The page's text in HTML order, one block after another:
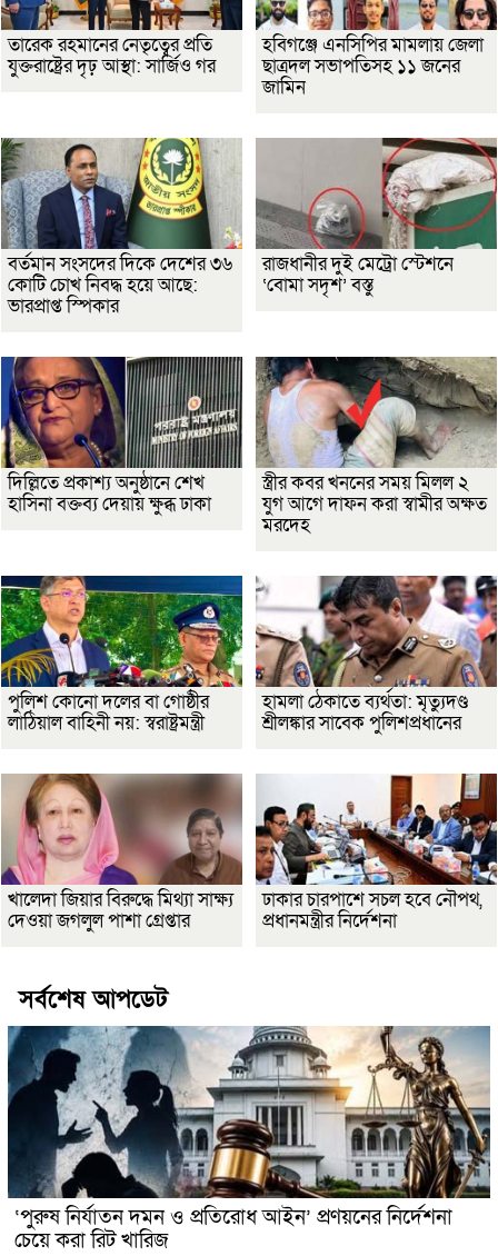
তারেক রহমানের নেতৃত্বের প্রতি
যুক্তরাষ্ট্রের দৃঢ় আস্থা: সার্জিও গর
হবিগঞ্জে এনসিপির মামলায় জেলা
ছাত্রদল সভাপতিসহ ১১ জনের
জামিন
বর্তমান সংসদের দিকে দেশের ৩৬
কোটি চোখ নিবদ্ধ হয়ে আছে:
ভারপ্রাপ্ত স্পিকার
রাজধানীর দুই মেট্রো স্টেশনে
‘বোমা সদৃশ’ বস্তু
দিল্লিতে প্রকাশ্য অনুষ্ঠানে শেখ
হাসিনা বক্তব্য দেয়ায় ক্ষুব্ধ ঢাকা
স্ত্রীর কবর খননের সময় মিলল ২
যুগ আগে দাফন করা স্বামীর অক্ষত
মরদেহ
পুলিশ কোনো দলের বা গোষ্ঠীর
লাঠিয়াল বাহিনী নয়: স্বরাষ্ট্রমন্ত্রী
হামলা ঠেকাতে ব্যর্থতা: মৃত্যুদণ্ড
শ্রীলঙ্কার সাবেক পুলিশপ্রধানের
খালেদা জিয়ার বিরুদ্ধে মিথ্যা সাক্ষ্য
দেওয়া জগলুল পাশা গ্রেপ্তার
ঢাকার চারপাশে সচল হবে নৌপথ,
প্রধানমন্ত্রীর নির্দেশনা
সর্বশেষ আপডেট
‘পুরুষ নির্যাতন দমন ও প্রতিরোধ আইন’ প্রণয়নের নির্দেশনা
চেয়ে করা রিট খারিজ